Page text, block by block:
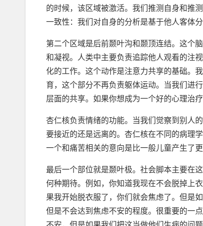
的时候，该区域被激活。我们推测自身和推
一致性：我们对自身的分析是基于他人客体分
第二个区域是后前颞叶沟和颞顶连结。这个
和凝视。人类中主要负责追踪他人观看的注
化的工作。这个动作是注意力共享的基础。
育，这个部分不再负责躯体运动。当我们进
层面的共享。如果你想成为一个好的心理治
杏仁核负责情绪的功能。当我们觉察到别人
要接近的还是远离的。杏仁核在不同的病理
一个和痛苦相关的意向是比一般儿童产生了更
最后一个部位就是颞叶极。社会脚本主要在
何种期待。例如，你知道我现在不会脱掉上
果我开始脱衣服了，你们就会焦虑了。但是
但是不会达到焦虑不安的程度。很重要的一